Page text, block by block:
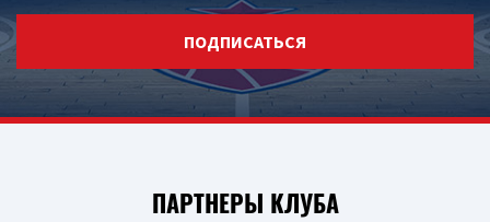
ПОДПИСАТЬСЯ
ПАРТНЕРЫ КЛУБА